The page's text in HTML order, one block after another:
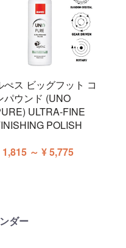
ぺス ビッグフット コ
パウンド (UNO
ULTRA-FINE
POLISH
1,815 ～ ¥ 5,775
ダー